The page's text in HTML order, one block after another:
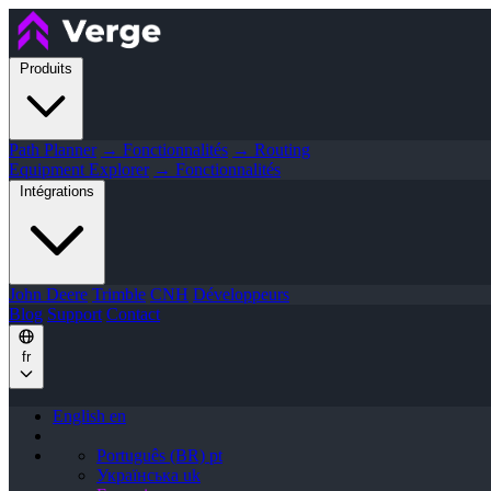
Produits
Path Planner → Fonctionnalités → Routing
Equipment Explorer → Fonctionnalités
Intégrations
John Deere Trimble CNH Développeurs
Blog Support Contact
fr
English en
Português (BR) pt
Українська uk